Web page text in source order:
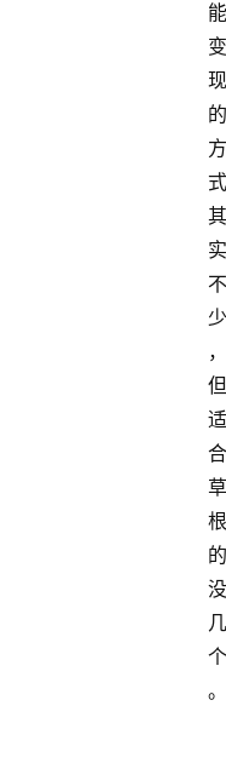
能
变
现
的
方
式
其
实
不
少
，
但
适
合
草
根
的
没
几
个
。